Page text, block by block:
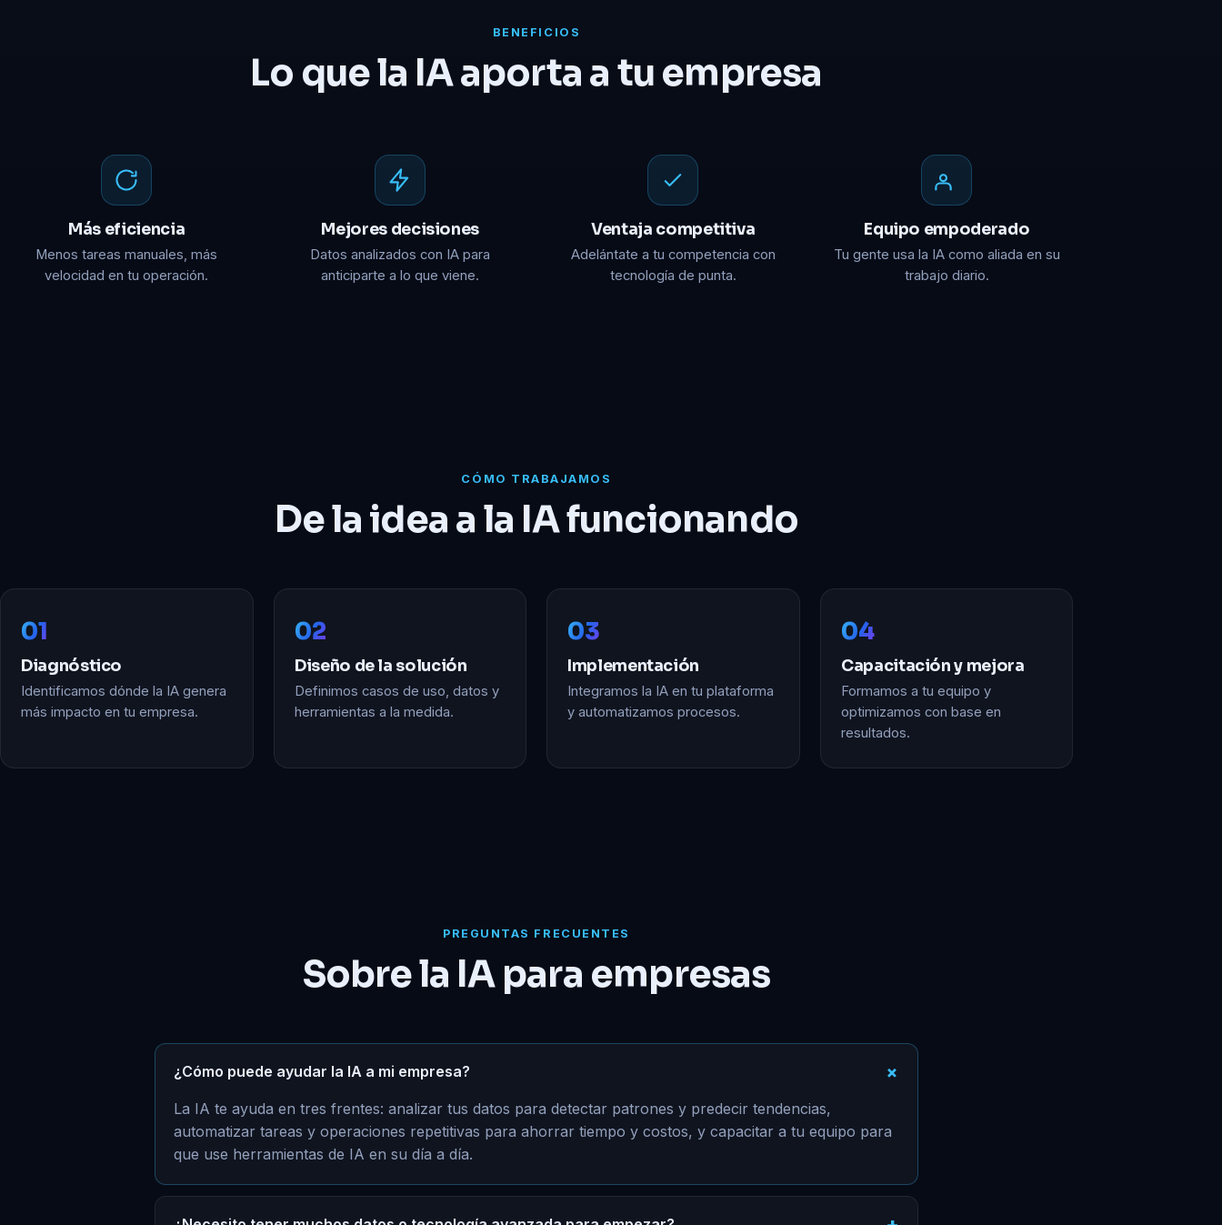
BENEFICIOS
Lo que la IA aporta a tu empresa
Más eficiencia
Menos tareas manuales, más
velocidad en tu operación.
Mejores decisiones
Datos analizados con IA para
anticiparte a lo que viene.
Ventaja competitiva
Adelántate a tu competencia con
tecnología de punta.
Equipo empoderado
Tu gente usa la IA como aliada en su
trabajo diario.
CÓMO TRABAJAMOS
De la idea a la IA funcionando
01
Diagnóstico
Identificamos dónde la IA genera
más impacto en tu empresa.
02
Diseño de la solución
Definimos casos de uso, datos y
herramientas a la medida.
03
Implementación
Integramos la IA en tu plataforma
y automatizamos procesos.
04
Capacitación y mejora
Formamos a tu equipo y
optimizamos con base en
resultados.
PREGUNTAS FRECUENTES
Sobre la IA para empresas
¿Cómo puede ayudar la IA a mi empresa?
La IA te ayuda en tres frentes: analizar tus datos para detectar patrones y predecir tendencias,
automatizar tareas y operaciones repetitivas para ahorrar tiempo y costos, y capacitar a tu equipo para
que use herramientas de IA en su día a día.